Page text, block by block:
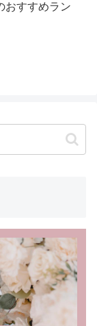
おすすめラン